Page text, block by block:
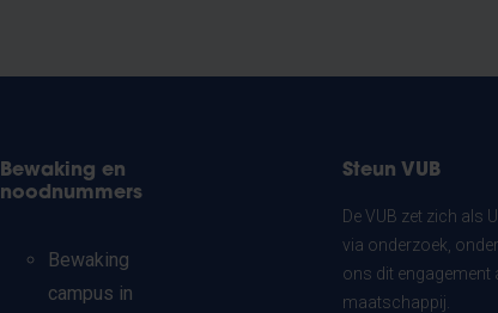
Bewaking en
noodnummers
Bewaking
campus in
Steun VUB
De VUB zet zich als
via onderzoek,
ons dit engagement
maatschappij.